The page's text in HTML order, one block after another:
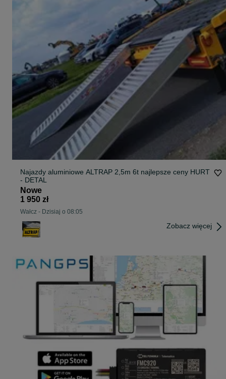
Najazdy aluminiowe ALTRAP 2,5m 6t najlepsze ceny HURT
- DETAL
Nowe
1 950 zł
Wałcz - Dzisiaj o 08:05
Zobacz więcej